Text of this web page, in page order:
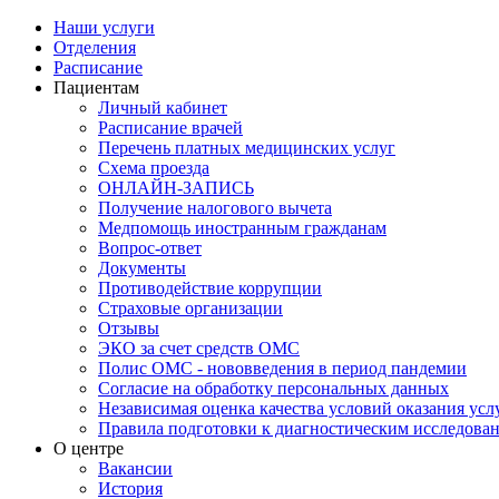
Наши услуги
Отделения
Расписание
Пациентам
Личный кабинет
Расписание врачей
Перечень платных медицинских услуг
Схема проезда
ОНЛАЙН-ЗАПИСЬ
Получение налогового вычета
Медпомощь иностранным гражданам
Вопрос-ответ
Документы
Противодействие коррупции
Страховые организации
Отзывы
ЭКО за счет средств ОМС
Полис ОМС - нововведения в период пандемии
Согласие на обработку персональных данных
Независимая оценка качества условий оказания
Правила подготовки к диагностическим
О центре
Вакансии
История